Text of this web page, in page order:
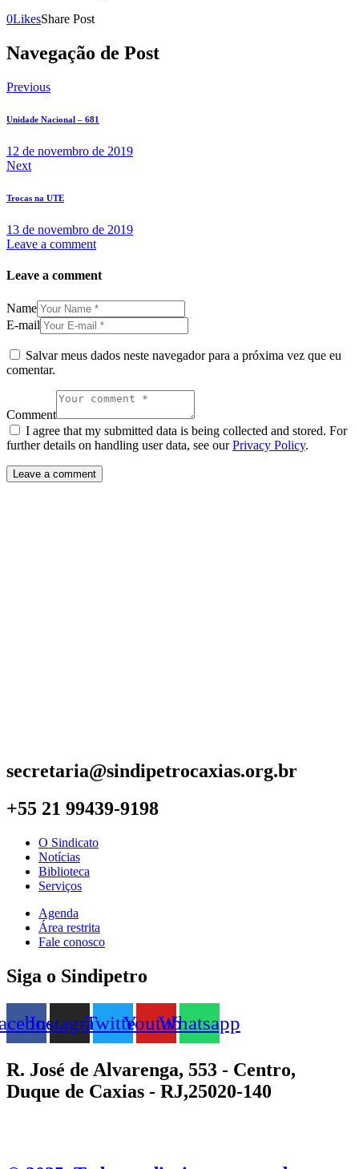
0LikesShare Post
Navegação de Post
Previous
Unidade Nacional – 681
12 de novembro de 2019
Next
Trocas na UTE
13 de novembro de 2019
Leave a comment
Leave a comment
Name
E-mail
Salvar meus dados neste navegador para a próxima vez que eu
comentar.
Comment
I agree that my submitted data is being collected and stored. For
further details on handling user data, see ourPrivacy Policy.
secretaria@sindipetrocaxias.org.br
+55 21 99439-9198
O Sindicato
Notícias
Biblioteca
Serviços
Agenda
Área restrita
Fale conosco
Siga o Sindipetro
InstagramTwitterYoutubeWhatsapp
R. José de Alvarenga, 553 - Centro,
Duque de Caxias - RJ,25020-140